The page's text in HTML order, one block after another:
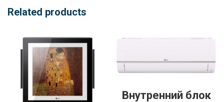
Related products
Внутренний блок